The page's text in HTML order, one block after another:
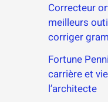
Correcteur
meilleurs
corriger
Fortune
carrière et
l’architecte